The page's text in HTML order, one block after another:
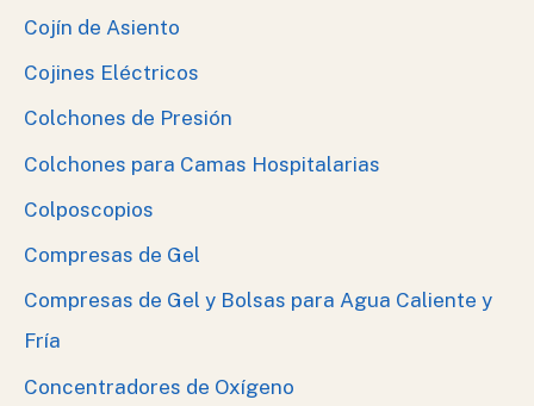
Cojín de Asiento
Cojines Eléctricos
Colchones de Presión
Colchones para Camas Hospitalarias
Colposcopios
Compresas de Gel
Compresas de Gel y Bolsas para Agua Caliente y
Fría
Concentradores de Oxígeno